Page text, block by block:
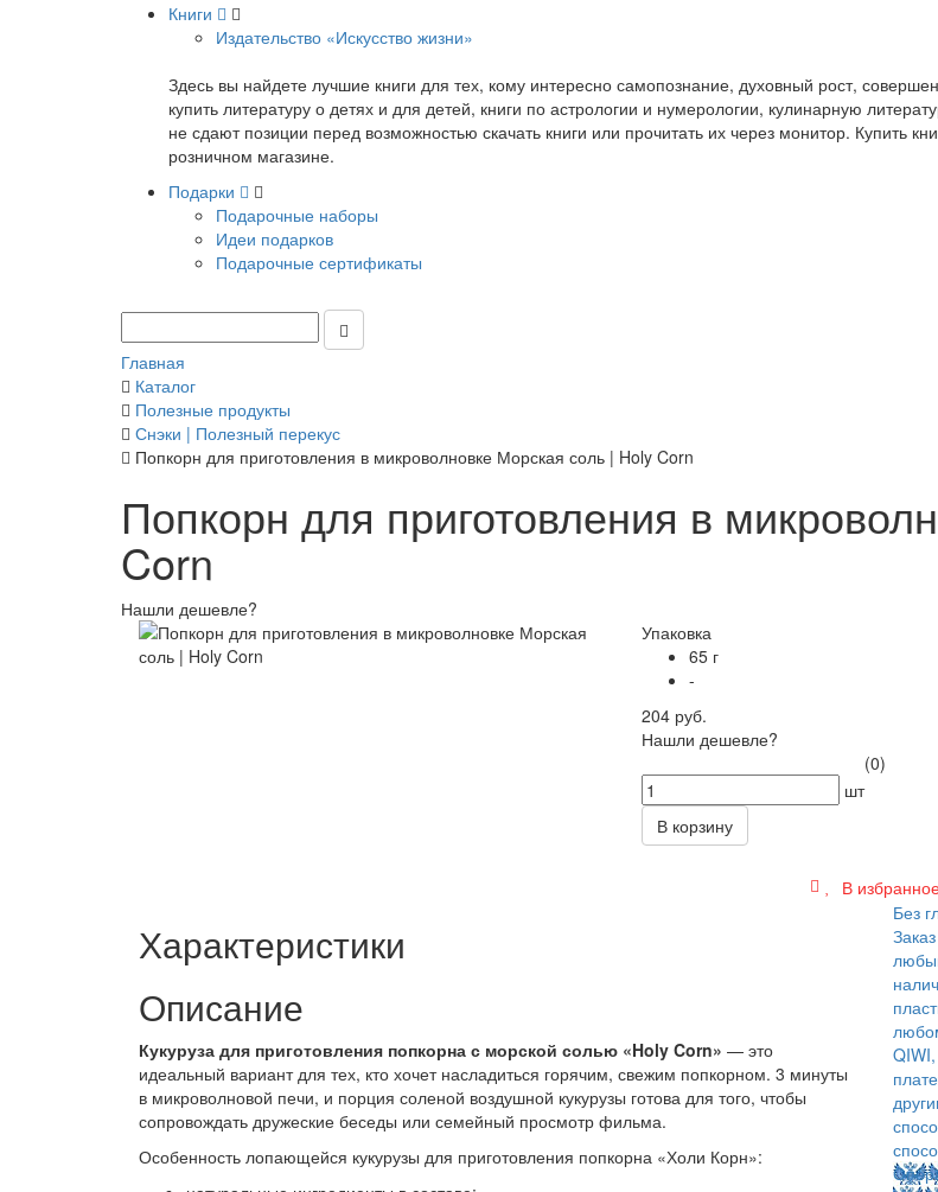
Книги
Издательство «Искусство жизни»
Здесь вы найдете лучшие книги для тех, кому интересно самопознание, духовный рост,
купить литературу о детях и для детей, книги по астрологии и нумерологии, кулинарную
не сдают позиции перед возможностью скачать книги или прочитать их через монитор. Купить
розничном магазине.
Подарки
Подарочные наборы
Идеи подарков
Подарочные сертификаты
Главная
Каталог
Полезные продукты
Снэки | Полезный перекус
Попкорн для приготовления в микроволновке Морская соль | Holy Corn
Попкорн для приготовления в
Corn
Нашли дешевле?
Упаковка
65 г
-
204 руб.
Нашли дешевле?
(0)
шт
В корзину
В
Характеристики
Описание
Кукуруза для приготовления попкорна с морской солью «Holy Corn» — это
идеальный вариант для тех, кто хочет насладиться горячим, свежим попкорном. 3 минуты
в микроволновой печи, и порция соленой воздушной кукурузы готова для того, чтобы
сопровождать дружеские беседы или семейный просмотр фильма.
Особенность лопающейся кукурузы для приготовления попкорна «Холи Корн»:
Без